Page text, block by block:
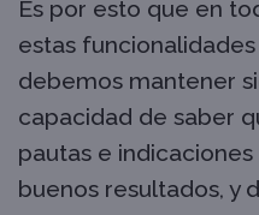
Es por esto que en
estas
debemos mantener
capacidad de saber
pautas e
buenos resultados, y